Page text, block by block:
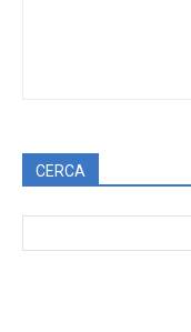
CERCA